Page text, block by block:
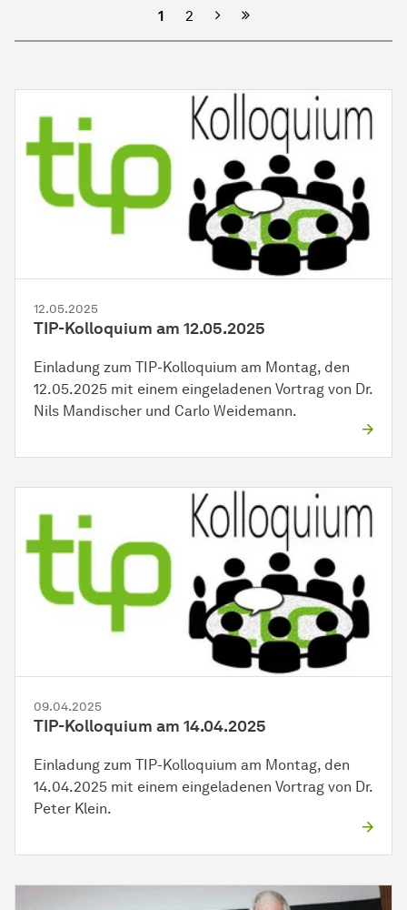
1 2 Nächste
12.05.2025
TIP-Kolloquium am 12.05.2025
Einladung zum TIP-Kolloquium am Montag, den
12.05.2025 mit einem eingeladenen Vortrag von Dr.
Nils Mandischer und Carlo Weidemann.
09.04.2025
TIP-Kolloquium am 14.04.2025
Einladung zum TIP-Kolloquium am Montag, den
14.04.2025 mit einem eingeladenen Vortrag von Dr.
Peter Klein.